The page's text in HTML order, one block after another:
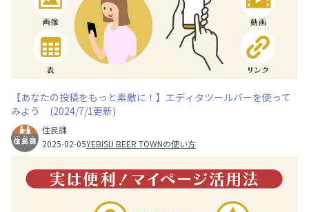
【あなたの投稿をもっと素敵に！】エディタツールバーを使って
みよう (2024/7/1更新)
住民課
2025-02-05YEBISU BEER TOWNの使い方